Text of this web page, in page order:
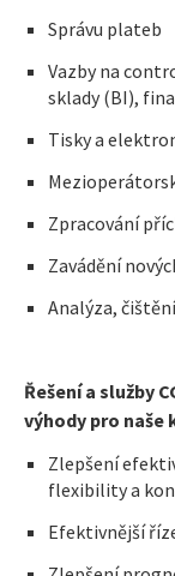
Správu plateb
Vazby na
sklady (BI),
Tisky a
Zpracování
Zavádění
Analýza,
Řešení a služby
výhody pro naše
Zlepšení
flexibility a
Efektivnější